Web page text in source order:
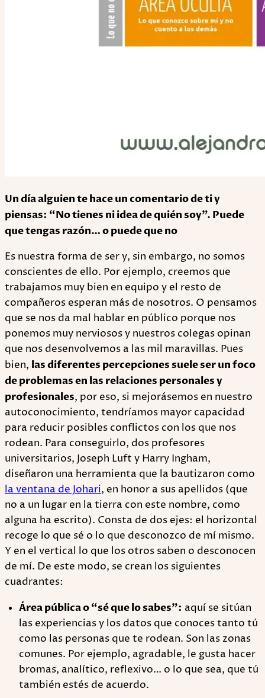
Un día alguien te hace un comentario de ti y
piensas: “No tienes ni idea de quién soy”. Puede
que tengas razón… o puede que no
Es nuestra forma de ser y, sin embargo, no somos
conscientes de ello. Por ejemplo, creemos que
trabajamos muy bien en equipo y el resto de
compañeros esperan más de nosotros. O pensamos
que se nos da mal hablar en público porque nos
ponemos muy nerviosos y nuestros colegas opinan
que nos desenvolvemos a las mil maravillas. Pues
bien, las diferentes percepciones suele ser un foco
de problemas en las relaciones personales y
profesionales, por eso, si mejorásemos en nuestro
autoconocimiento, tendríamos mayor capacidad
para reducir posibles conflictos con los que nos
rodean. Para conseguirlo, dos profesores
universitarios, Joseph Luft y Harry Ingham,
diseñaron una herramienta que la bautizaron como
la ventana de Johari, en honor a sus apellidos (que
no a un lugar en la tierra con este nombre, como
alguna ha escrito). Consta de dos ejes: el horizontal
recoge lo que sé o lo que desconozco de mí mismo.
Y en el vertical lo que los otros saben o desconocen
de mí. De este modo, se crean los siguientes
cuadrantes:
Área pública o “sé que lo sabes”: aquí se sitúan
las experiencias y los datos que conoces tanto tú
como las personas que te rodean. Son las zonas
comunes. Por ejemplo, agradable, le gusta hacer
bromas, analítico, reflexivo… o lo que sea, que tú
también estés de acuerdo.